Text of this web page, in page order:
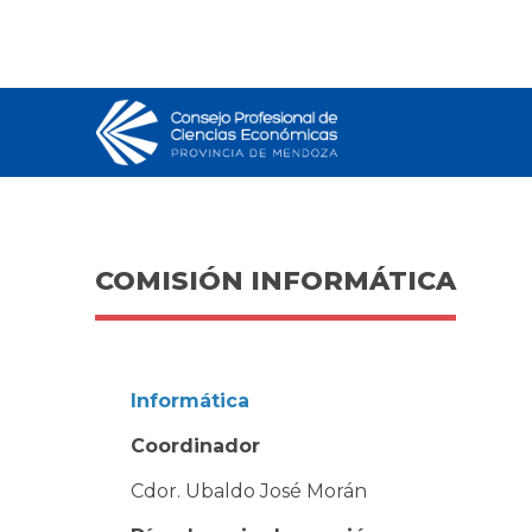
COMISIÓN INFORMÁTICA
Informática
Coordinador
Cdor. Ubaldo José Morán